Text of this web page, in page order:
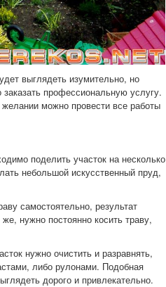
выглядеть изумительно, но
профессиональную услугу.
можно провести все работы
поделить участок на несколько
небольшой искусственный пруд,
самостоятельно, результат
нужно постоянно косить траву,
нужно очистить и разравнять,
либо рулонами. Подобная
дорого и привлекательно.